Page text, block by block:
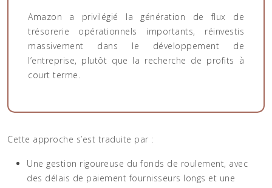
Amazon a privilégié la génération de flux de
trésorerie opérationnels importants, réinvestis
massivement dans le développement de
l’entreprise, plutôt que la recherche de profits à
court terme.
Cette approche s’est traduite par :
Une gestion rigoureuse du fonds de roulement, avec
des délais de paiement fournisseurs longs et une